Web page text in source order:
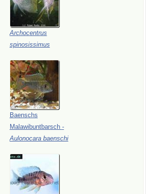
Archocentrus
spinosissimus
Baenschs
Malawibuntbarsch -
Aulonocara baenschi